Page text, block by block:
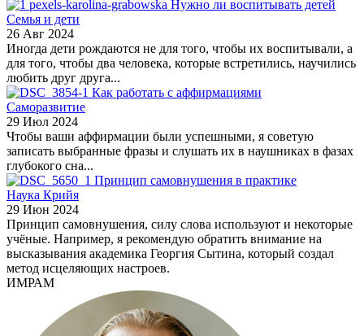
Нужно ли воспитывать детей
Семья и дети
26 Авг 2024
Иногда дети рождаются не для того, чтобы их воспитывали, а
для того, чтобы два человека, которые встретились, научились
любить друг друга...
Как работать с аффирмациями
Саморазвитие
29 Июл 2024
Чтобы ваши аффирмации были успешными, я советую
записать выбранные фразы и слушать их в наушниках в фазах
глубокого сна...
Принцип самовнушения в практике
Наука Крийя
29 Июн 2024
Принцип самовнушения, силу слова используют и некоторые
учёные. Например, я рекомендую обратить внимание на
высказывания академика Георгия Сытина, который создал
метод исцеляющих настроев.
ИМРАМ